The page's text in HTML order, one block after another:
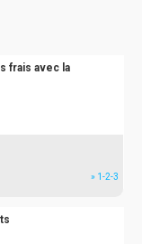
frais avec la
» 1-2-3